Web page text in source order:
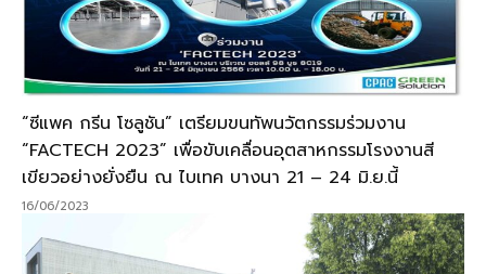
“ซีแพค กรีน โซลูชัน” เตรียมขนทัพนวัตกรรมร่วมงาน
“FACTECH 2023” เพื่อขับเคลื่อนอุตสาหกรรมโรงงานสี
เขียวอย่างยั่งยืน ณ ไบเทค บางนา 21 – 24 มิ.ย.นี้
16/06/2023